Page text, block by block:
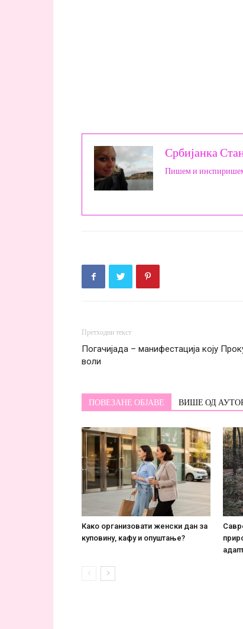
Србијанка
Пишем и
Претходни текст
Погачијада – манифестација коју
воли
ПОВЕЗАНЕ ОБЈАВЕ ВИШЕ ОД
Како организовати женски дан за
куповину, кафу и опуштање?